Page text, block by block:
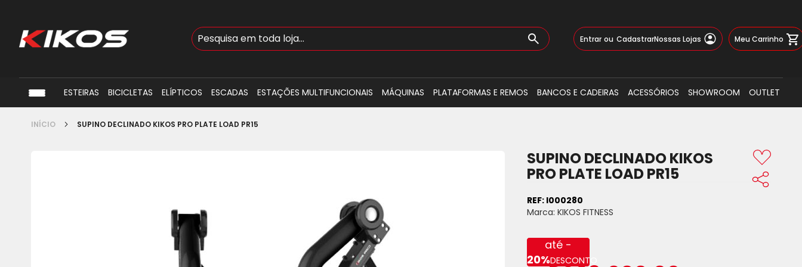
Busca
Pular
para
Entrar CadastrarNossas Lojas Meu Carrinho
ESTEIRAS BICICLETAS ELÍPTICOS ESCADAS ESTAÇÕES MULTIFUNCIONAIS MÁQUINAS PLATAFORMAS E REMOS BANCOS E CADEIRAS ACESSÓRIOS SHOWROOM OUTLET
INÍCIO SUPINO DECLINADO KIKOS PRO PLATE LOAD PR15
SUPINO DECLINADO KIKOS
PRO PLATE LOAD PR15
REF: I000280
Marca: KIKOS FITNESS
até -
20%DESCONTO